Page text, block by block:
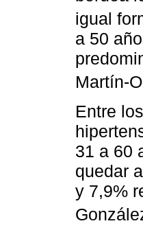
igual
a 50
Martín-
Entre
31 a 60
quedar
y 7,9%